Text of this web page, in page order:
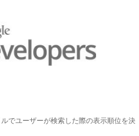
でユーザーが検索した際の表示順位を決